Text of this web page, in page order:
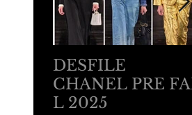
DESFILE
CHANEL PRE
L 2025